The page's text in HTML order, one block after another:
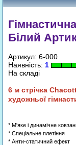
Білий
Артикул: 6-000
Наявність: 1
На складі
6 м стрічка
художньої
* М'яке і динамічне
* Спеціальне плетіння
* Анти-статичний ефект